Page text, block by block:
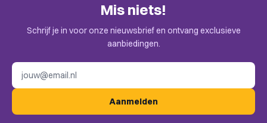
Mis niets!
Schrijf je in voor onze nieuwsbrief en ontvang exclusieve
aanbiedingen.
Aanmelden